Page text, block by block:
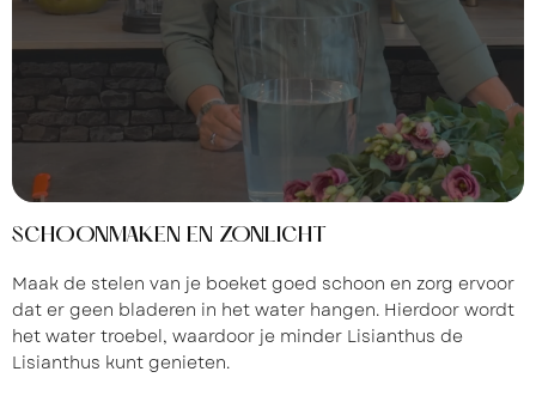
SCHOONMAKEN EN ZONLICHT
Maak de stelen van je boeket goed schoon en zorg ervoor
dat er geen bladeren in het water hangen. Hierdoor wordt
het water troebel, waardoor je minder Lisianthus de
Lisianthus kunt genieten.